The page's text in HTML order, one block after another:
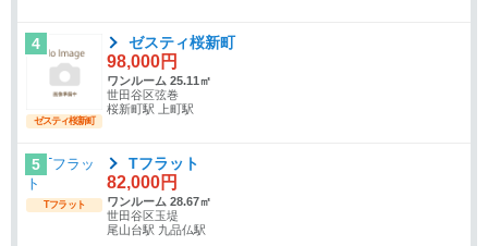
4
ゼスティ桜新町
ゼスティ桜新町
98,000円
ワンルーム 25.11㎡
世田谷区弦巻
桜新町駅 上町駅
5
Tフラット
Tフラット
82,000円
ワンルーム 28.67㎡
世田谷区玉堤
尾山台駅 九品仏駅